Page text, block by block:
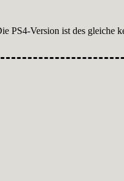
PS4-Version ist des gleiche